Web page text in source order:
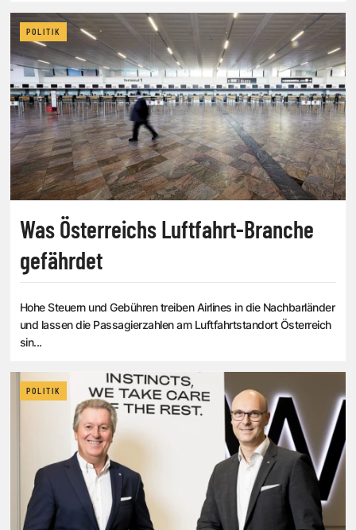
POLITIK
Was Österreichs Luftfahrt-Branche
gefährdet
Hohe Steuern und Gebühren treiben Airlines in die Nachbarländer
und lassen die Passagierzahlen am Luftfahrtstandort Österreich
sin...
POLITIK